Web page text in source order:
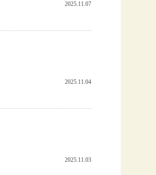
2025.11.07
2025.11.04
2025.11.03